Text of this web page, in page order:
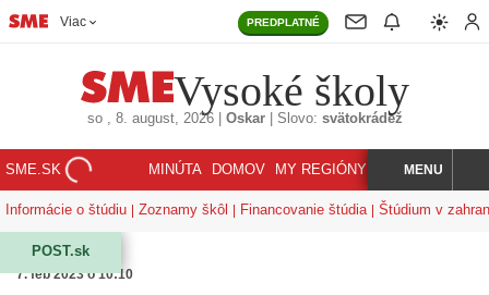
Viac PREDPLATNÉ
Vysoké školy
so, 8. august, 2026| Oskar| Slovo: svätokrádež
SME.SK MINÚTA DOMOV MY REGIÓNY KORZÁR
HĽADAJMENU
Informácie o štúdiu Zoznamy škôl Financovanie štúdia Štúdium v
POST.sk
7. feb 2023 o 10:10